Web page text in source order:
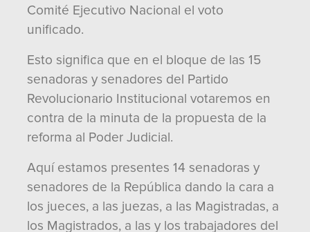
Comité Ejecutivo Nacional el voto
unificado.
Esto significa que en el bloque de las 15
senadoras y senadores del Partido
Revolucionario Institucional votaremos en
contra de la minuta de la propuesta de la
reforma al Poder Judicial.
Aquí estamos presentes 14 senadoras y
senadores de la República dando la cara a
los jueces, a las juezas, a las Magistradas, a
los Magistrados, a las y los trabajadores del